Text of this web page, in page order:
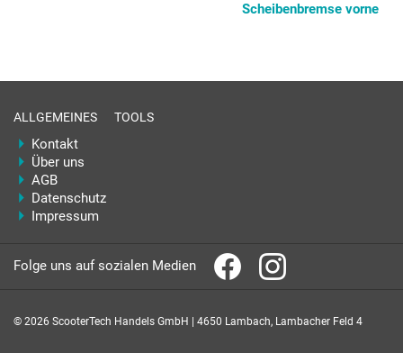
Scheibenbremse vorne
ALLGEMEINES
Kontakt
Über uns
AGB
Datenschutz
Impressum
TOOLS
Folge uns auf sozialen Medien
© 2026 ScooterTech Handels GmbH | 4650 Lambach, Lambacher Feld 4